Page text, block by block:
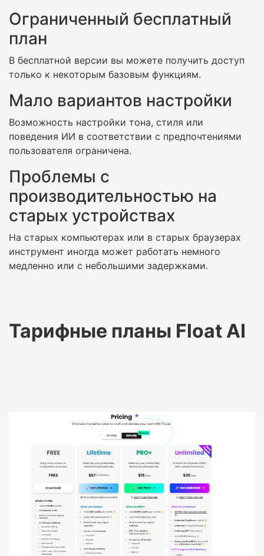
Ограниченный бесплатный
план
В бесплатной версии вы можете получить доступ
только к некоторым базовым функциям.
Мало вариантов настройки
Возможность настройки тона, стиля или
поведения ИИ в соответствии с предпочтениями
пользователя ограничена.
Проблемы с
производительностью на
старых устройствах
На старых компьютерах или в старых браузерах
инструмент иногда может работать немного
медленно или с небольшими задержками.
Тарифные планы Float AI